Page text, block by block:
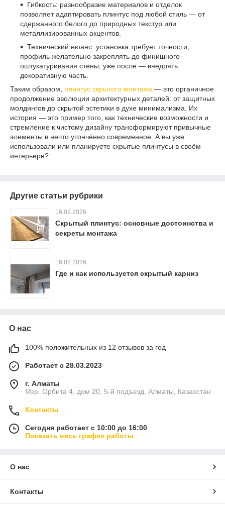
Гибкость: разнообразие материалов и отделок
позволяет адаптировать плинтус под любой стиль — от
сдержанного белого до природных текстур или
металлизированных акцентов.
Технический нюанс: установка требует точности,
профиль желательно закреплять до финишного
оштукатуривания стены, уже после — внедрять
декоративную часть.
Таким образом, плинтус скрытого монтажа — это органичное
продолжение эволюции архитектурных деталей: от защитных
молдингов до скрытой эстетики в духе минимализма. Их
история — это пример того, как технические возможности и
стремление к чистому дизайну трансформируют привычные
элементы в нечто утончённо современное. А вы уже
использовали или планируете скрытые плинтусы в своём
интерьере?
Другие статьи рубрики
16.02.2026
Скрытый плинтус: основные достоинства и
секреты монтажа
16.02.2026
Где и как используется скрытый карниз
О нас
100% положительных из 12 отзывов за год
Работает с 28.03.2023
г. Алматы
Мкр. Орбита 4, дом 20, 5-й подъезд, Алматы, Казахстан
Контакты
Сегодня работает с 10:00 до 16:00
Показать весь график работы
О нас
Контакты